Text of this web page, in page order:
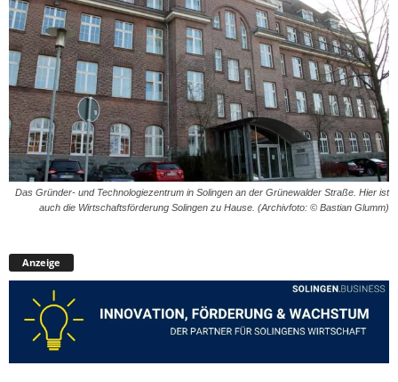
Das Gründer- und Technologiezentrum in Solingen an der Grünewalder Straße. Hier ist
auch die Wirtschaftsförderung Solingen zu Hause. (Archivfoto: © Bastian Glumm)
Anzeige